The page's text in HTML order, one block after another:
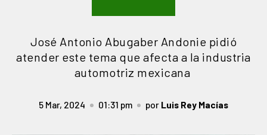
José Antonio Abugaber Andonie pidió
atender este tema que afecta a la industria
automotriz mexicana
5 Mar, 2024 01:31 pm por Luis Rey Macías